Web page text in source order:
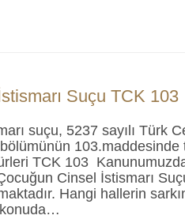
Suçu TCK 103
suçu, 5237 sayılı Türk
bölümünün
TCK 103
Cinsel İstismarı
Hangi hallerin